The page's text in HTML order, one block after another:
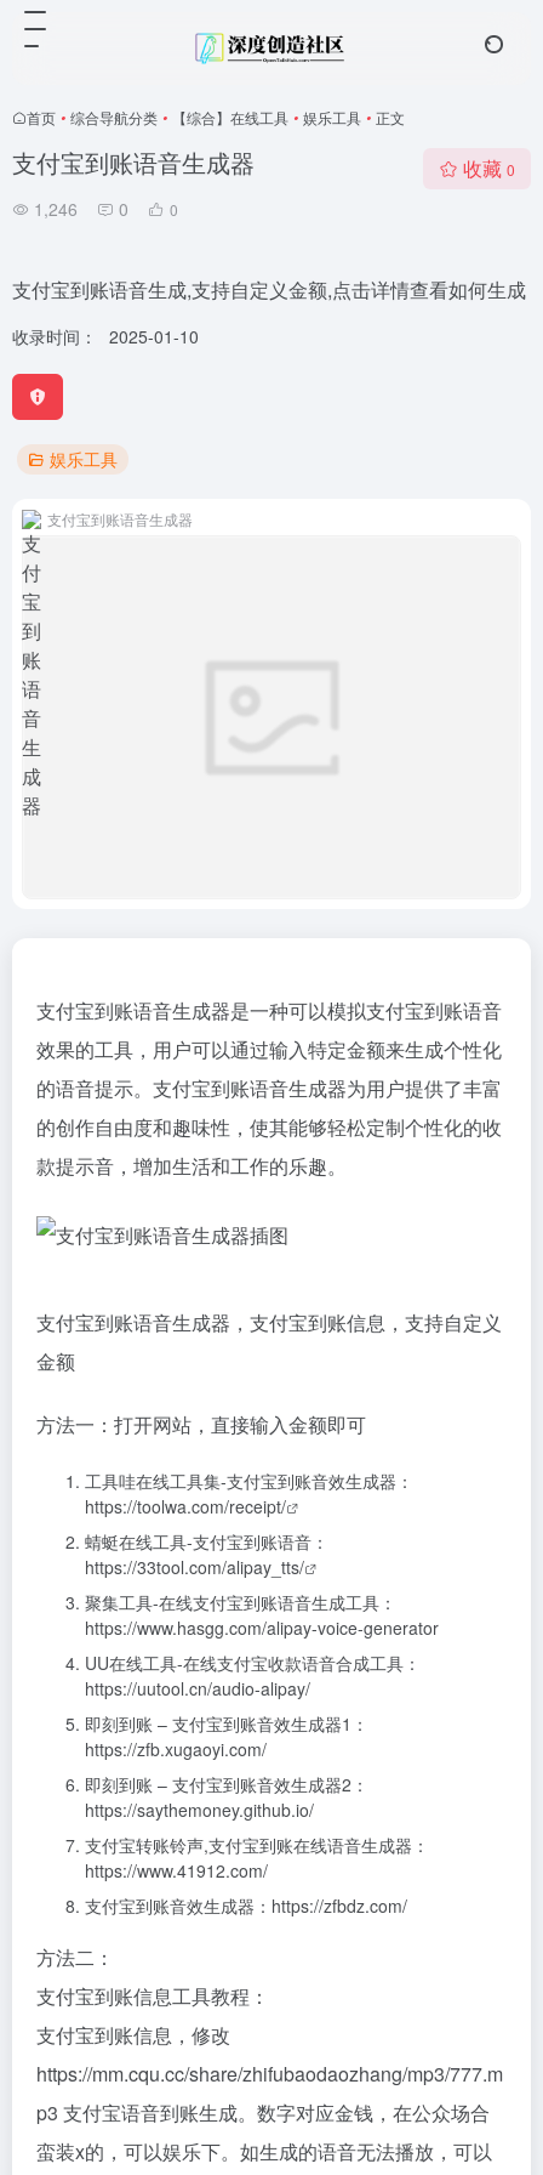
首页 • 综合导航分类 • 【综合】在线工具 • 娱乐工具 • 正文
支付宝到账语音生成器
1,246 0 0
收藏 0
支付宝到账语音生成,支持自定义金额,点击详情查看如何生成
收录时间： 2025-01-10
娱乐工具
支付宝到账语音生成器
支付宝到账语音生成器是一种可以模拟支付宝到账语音
效果的工具，用户可以通过输入特定金额来生成个性化
的语音提示。支付宝到账语音生成器为用户提供了丰富
的创作自由度和趣味性，使其能够轻松定制个性化的收
款提示音，增加生活和工作的乐趣。
支付宝到账语音生成器，支付宝到账信息，支持自定义
金额
方法一：打开网站，直接输入金额即可
工具哇在线工具集-支付宝到账音效生成器：
https://toolwa.com/receipt/
蜻蜓在线工具-支付宝到账语音：
https://33tool.com/alipay_tts/
聚集工具-在线支付宝到账语音生成工具：
https://www.hasgg.com/alipay-voice-generator
UU在线工具-在线支付宝收款语音合成工具：
https://uutool.cn/audio-alipay/
即刻到账 – 支付宝到账音效生成器1：
https://zfb.xugaoyi.com/
即刻到账 – 支付宝到账音效生成器2：
https://saythemoney.github.io/
支付宝转账铃声,支付宝到账在线语音生成器：
https://www.41912.com/
支付宝到账音效生成器：https://zfbdz.com/
方法二：
支付宝到账信息工具教程：
支付宝到账信息，修改
https://mm.cqu.cc/share/zhifubaodaozhang/mp3/777.m
p3 支付宝语音到账生成。数字对应金钱，在公众场合
蛮装x的，可以娱乐下。如生成的语音无法播放，可以